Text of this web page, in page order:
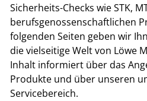
Sicherheits-Checks wie STK,
berufsgenossenschaftlichen
folgenden Seiten geben wir
die vielseitige Welt von Löwe
Inhalt informiert über das
Produkte und über unseren
Servicebereich.